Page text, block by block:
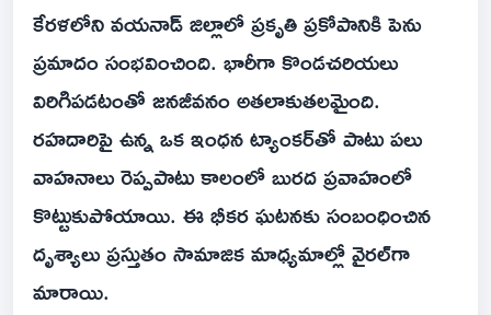
కేరళలోని వయనాడ్ జిల్లాలో ప్రకృతి ప్రకోపానికి పెను
ప్రమాదం సంభవించింది. భారీగా కొండచరియలు
విరిగిపడటంతో జనజీవనం అతలాకుతలమైంది.
రహదారిపై ఉన్న ఒక ఇంధన ట్యాంకర్‌తో పాటు పలు
వాహనాలు రెప్పపాటు కాలంలో బురద ప్రవాహంలో
కొట్టుకుపోయాయి. ఈ భీకర ఘటనకు సంబంధించిన
దృశ్యాలు ప్రస్తుతం సామాజిక మాధ్యమాల్లో వైరల్‌గా
మారాయి.